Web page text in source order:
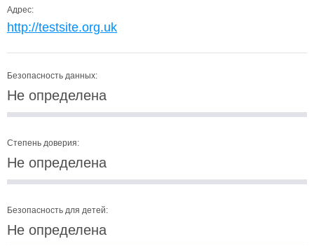
Адрес:
http://testsite.org.uk
Безопасность данных:
Не определена
Степень доверия:
Не определена
Безопасность для детей:
Не определена